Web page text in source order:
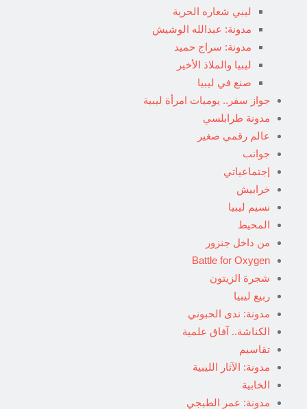
ليبي شعاره الحرية
مدونة: عبدالله الوشيش
مدونة: سراج حميد
ليبيا والملاذ الأخير
صنع في ليبيا
جواز سفر.. يوميات امرأة ليبية
مدونة طرابلسي
عالم رقمي صغير
جوانب
إجتماعياتي
خرابيش
نسيم ليبيا
المحيط
من داخل جنزور
Battle for Oxygen
شجرة الزيتون
ربيع ليبيا
مدونة: ندى الحبوني
الكناشة.. آفاق علمية
تقاسيم
مدونة: الآثار الليبية
الخابية
مدونة: عمر الطبجي